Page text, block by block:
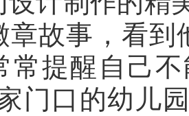
章故事，看到
常提醒自己
门口的幼儿